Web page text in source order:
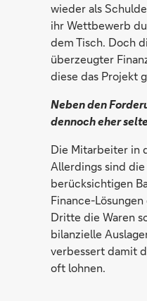
wieder als
ihr Wettbewerb
dem Tisch. Doch
überzeugter
diese das Projekt
Neben den
dennoch eher
Die Mitarbeiter in
Allerdings sind
berücksichtigen
Finance-
Dritte die Waren
bilanzielle
verbessert damit
oft lohnen.